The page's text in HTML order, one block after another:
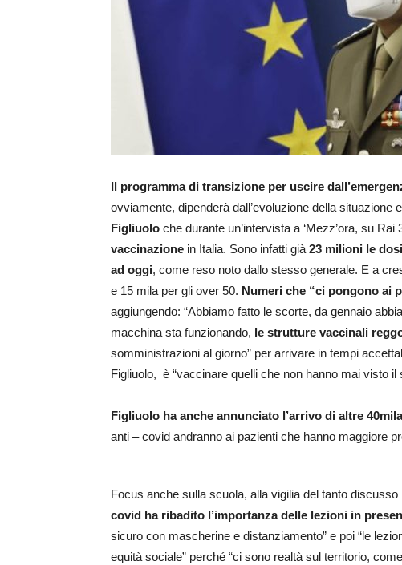
Il programma di transizione per uscire
ovviamente, dipenderà dall’evoluzione della situazione
Figliuolo che durante un’intervista a ‘Mezz’ora, su
vaccinazione in Italia. Sono infatti già 23 milioni le
ad oggi, come reso noto dallo stesso generale. E a
e 15 mila per gli over 50. Numeri che “ci pongono ai
aggiungendo: “Abbiamo fatto le scorte, da gennaio
macchina sta funzionando, le strutture vaccinali
somministrazioni al giorno” per arrivare in tempi
Figliuolo, è “vaccinare quelli che non hanno mai visto
Figliuolo ha anche annunciato l’arrivo di altre
anti – covid andranno ai pazienti che hanno maggiore
Focus anche sulla scuola, alla vigilia del tanto discusso
covid ha ribadito l’importanza delle lezioni in
sicuro con mascherine e distanziamento” e poi “le
equità sociale” perché “ci sono realtà sul territorio,